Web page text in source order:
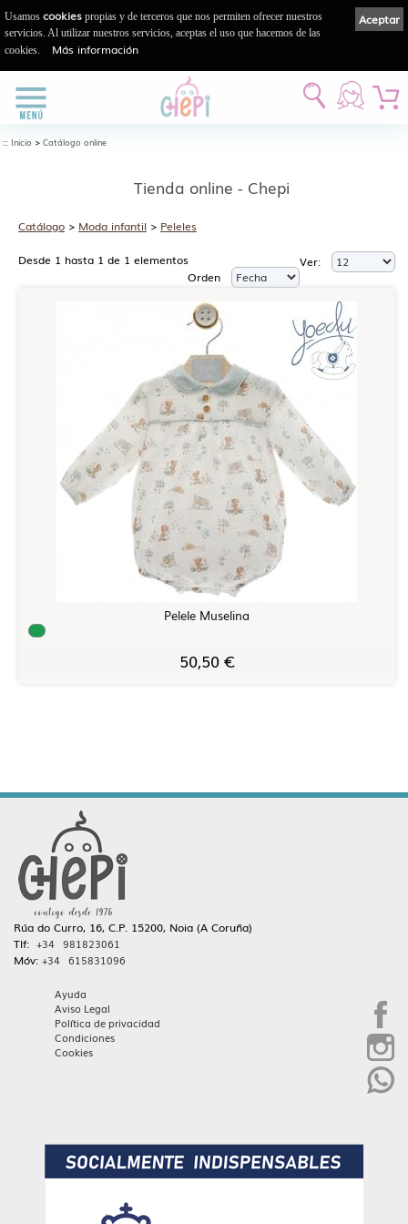
:: Inicio > Catálogo online
Tienda online - Chepi
Catálogo > Moda infantil > Peleles
Desde 1 hasta 1 de 1 elementos
Ver:
Orden
Pelele Muselina
50,50 €
Rúa do Curro, 16, C.P. 15200, Noia (A Coruña)
Tlf: +34 981823061
Móv: +34 615831096
Ayuda
Aviso Legal
Política de privacidad
Condiciones
Cookies
Aceptar
Usamos cookies propias y de terceros que nos permiten ofrecer nuestros
servicios. Al utilizar nuestros servicios, aceptas el uso que hacemos de las
cookies.
Más información